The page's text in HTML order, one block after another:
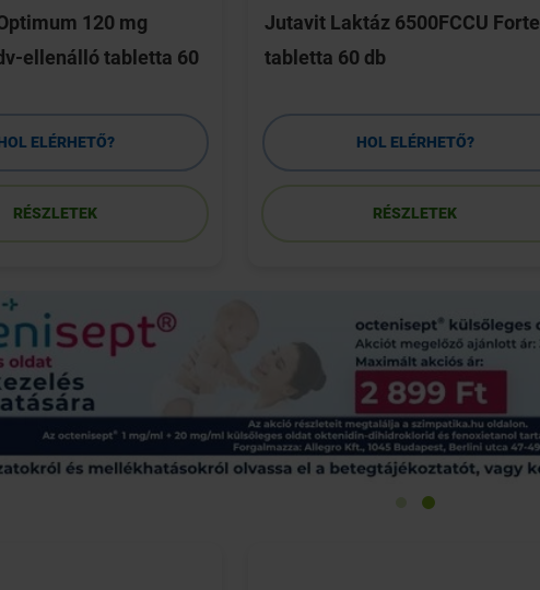
120 mg
ellenálló tabletta 60
ELÉRHETŐ?
RÉSZLETEK
Jutavit Laktáz 6500FCCU Forte
tabletta 60 db
HOL ELÉRHETŐ?
RÉSZLETEK